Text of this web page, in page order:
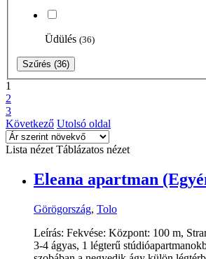
Üdülés (36)
Szűrés (36)
1
2
3
Következő Utolsó oldal
Lista nézet Táblázatos nézet
Eleana apartman
Görögország, Tolo
Leírás: Fekvése: Központ: 100 m,
3-4 ágyas, 1 légterű